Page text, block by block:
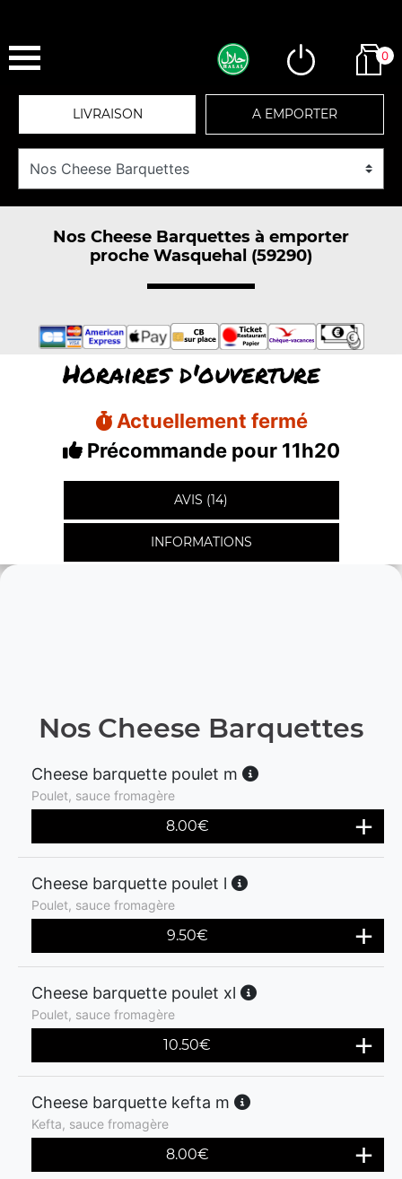
0
LIVRAISON A EMPORTER
Nos Cheese Barquettes à emporter
proche Wasquehal (59290)
Horaires d'ouverture
Actuellement fermé
Précommande pour 11h20
AVIS (14)
INFORMATIONS
Nos Cheese Barquettes
Cheese barquette poulet m
Poulet, sauce fromagère
8.00€
Cheese barquette poulet l
Poulet, sauce fromagère
9.50€
Cheese barquette poulet xl
Poulet, sauce fromagère
10.50€
Cheese barquette kefta m
Kefta, sauce fromagère
8.00€